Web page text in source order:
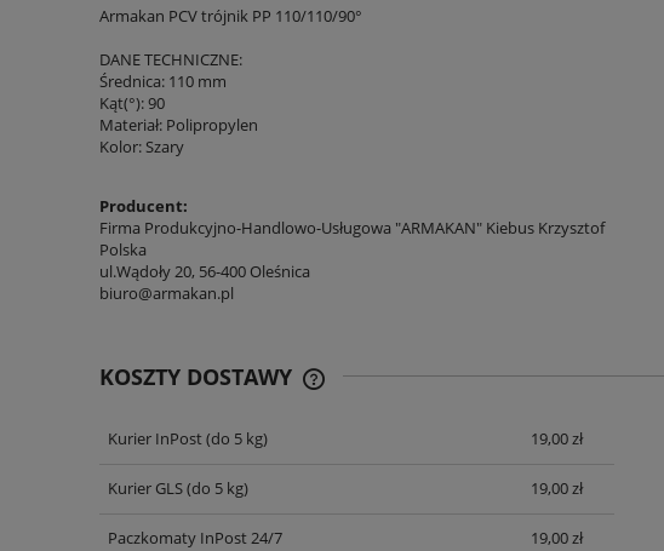
Armakan PCV trójnik PP 110/110/90°
DANE TECHNICZNE:
Średnica: 110 mm
Kąt(°): 90
Materiał: Polipropylen
Kolor: Szary
Producent:
Firma Produkcyjno-Handlowo-Usługowa "ARMAKAN" Kiebus Krzysztof
Polska
ul.Wądoły 20, 56-400 Oleśnica
biuro@armakan.pl
KOSZTY DOSTAWY
CENA NIE ZAWIERA EWENTUALNYCH
Kurier InPost(do 5 kg) 19,00 zł
Kurier GLS(do 5 kg) 19,00 zł
Paczkomaty InPost 24/7 19,00 zł